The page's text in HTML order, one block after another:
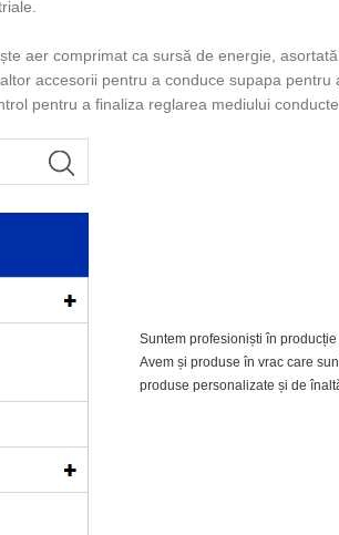
aer comprimat ca sursă de energie,
accesorii pentru a conduce supapa
pentru a finaliza reglarea mediului
Suntem profesioniști în
Avem și produse în vrac care
produse personalizate și de